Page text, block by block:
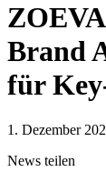
Brand
für
1. Dezember
News teilen